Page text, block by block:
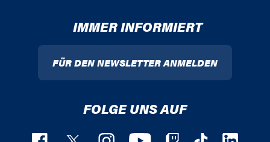
IMMER INFORMIERT
FÜR DEN NEWSLETTER ANMELDEN
FOLGE UNS AUF